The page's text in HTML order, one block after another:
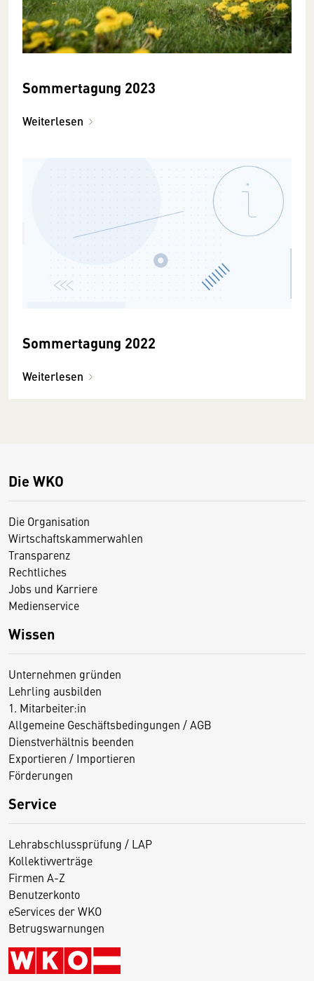
Sommertagung 2023
Weiterlesen
Sommertagung 2022
Weiterlesen
Die WKO
Die Organisation
Wirtschaftskammerwahlen
Transparenz
Rechtliches
Jobs und Karriere
Medienservice
Wissen
Unternehmen gründen
Lehrling ausbilden
1. Mitarbeiter:in
Allgemeine Geschäftsbedingungen / AGB
Dienstverhältnis beenden
Exportieren / Importieren
Förderungen
Service
Lehrabschlussprüfung / LAP
Kollektivverträge
Firmen A-Z
Benutzerkonto
eServices der WKO
Betrugswarnungen